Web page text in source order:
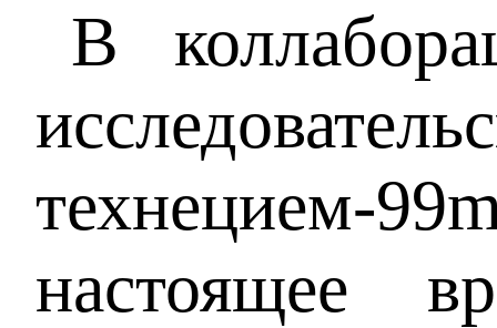
В
технецием-
настоящее